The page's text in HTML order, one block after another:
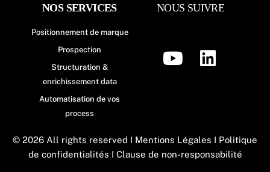
NOS SERVICES
Positionnement de marque
Prospection
Structuration &
enrichissement data
Automatisation de vos
process
NOUS SUIVRE
© 2026 All rights reserved I Mentions Légales I Politique
de confidentialités I Clause de non-responsabilité​